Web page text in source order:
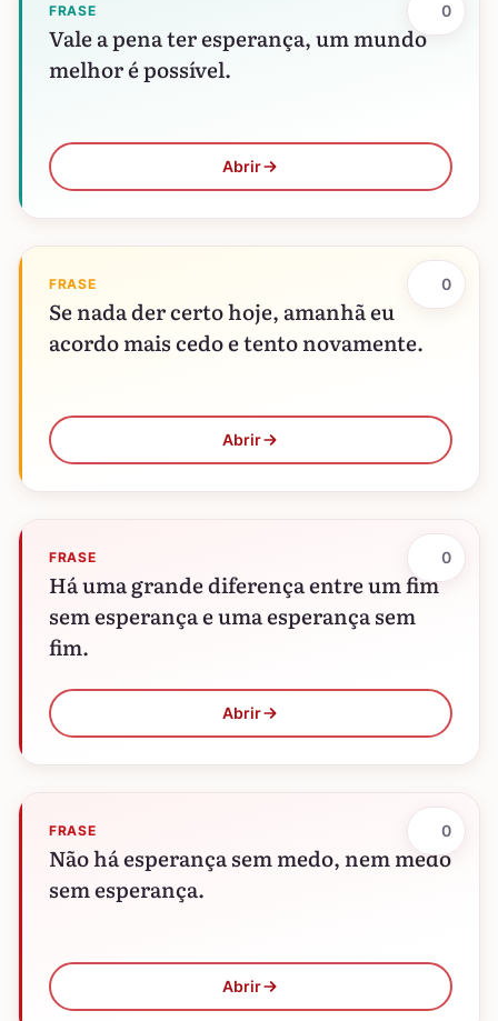
FRASE
Vale a pena ter esperança, um mundo
melhor é possível.
Abrir
0
FRASE
Se nada der certo hoje, amanhã eu
acordo mais cedo e tento novamente.
Abrir
0
FRASE
Há uma grande diferença entre um fim
sem esperança e uma esperança sem
fim.
Abrir
0
FRASE
Não há esperança sem medo, nem medo
sem esperança.
Abrir
0